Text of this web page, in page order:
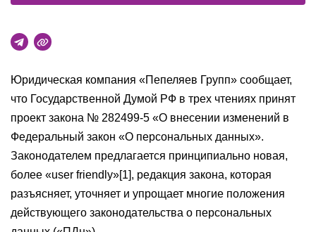
Юридическая компания «Пепеляев Групп» сообщает,
что Государственной Думой РФ в трех чтениях принят
проект закона № 282499-5 «О внесении изменений в
Федеральный закон «О персональных данных».
Законодателем предлагается принципиально новая,
более «user friendly»[1], редакция закона, которая
разъясняет, уточняет и упрощает многие положения
действующего законодательства о персональных